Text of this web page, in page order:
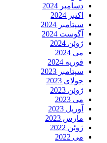
دسامبر 2024
اکتبر 2024
سپتامبر 2024
آگوست 2024
ژوئن 2024
می 2024
فوریه 2024
سپتامبر 2023
جولای 2023
ژوئن 2023
می 2023
آوریل 2023
مارس 2023
ژوئن 2022
می 2022